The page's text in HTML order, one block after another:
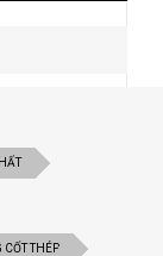
CỐT THÉP